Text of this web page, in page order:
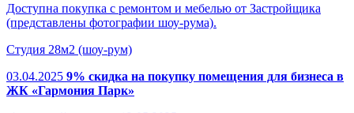
Доступна покупка с ремонтом и мебелью от Застройщика
(представлены фотографии шоу-рума).
Студия 28м2 (шоу-рум)
03.04.2025 9% скидка на покупку помещения для бизнеса в
ЖК «Гармония Парк»